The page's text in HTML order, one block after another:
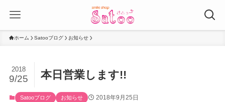
ホーム Satooブログ お知らせ
本日営業します!!
2018
9/25
Satooブログ お知らせ 2018年9月25日